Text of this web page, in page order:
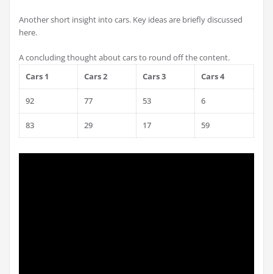
Another short insight into cars. Key ideas are briefly discussed
here.
A concluding thought about cars to round off the content.
Cars 1
Cars 2 Cars 3 Cars 4
92 77 53 6
83 29 17 59